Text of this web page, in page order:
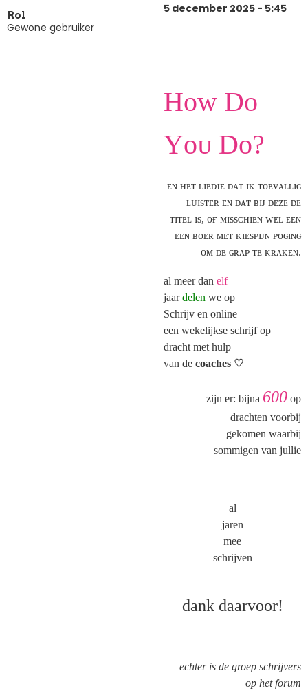
Rol
Gewone gebruiker
5 december 2025 - 5:45
Hᴏᴡ Dᴏ
Yᴏᴜ Dᴏ?
ᴇɴ ʜᴇᴛ ʟɪᴇᴅᴊᴇ ᴅᴀᴛ ɪᴋ ᴛᴏᴇᴠᴀʟʟɪɢ
ʟᴜɪsᴛᴇʀ ᴇɴ ᴅᴀᴛ ʙɪᴊ ᴅᴇᴢᴇ ᴅᴇ
ᴛɪᴛᴇʟ ɪs, ᴏғ ᴍɪssᴄʜɪᴇɴ ᴡᴇʟ ᴇᴇɴ
ᴇᴇɴ ʙᴏᴇʀ ᴍᴇᴛ ᴋɪᴇsᴘɪᴊɴ ᴘᴏɢɪɴɢ
ᴏᴍ ᴅᴇ ɢʀᴀᴘ ᴛᴇ ᴋʀᴀᴋᴇɴ.
al meerdan elf
jaardelen we op
Schrijv en online
een wekelijkse schrijfop
dracht met hulp
van de coaches ♡
zijn er: bijna 600 op
drachten voorbij
gekomen waarbij
sommigen van jullie
al
jaren
mee
schrijven
dank daarvoor!
echter is de groep schrijvers
op het forum